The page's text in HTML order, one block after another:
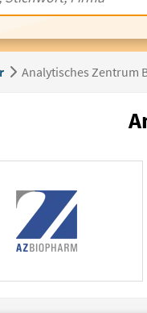
Analytisches Zentrum